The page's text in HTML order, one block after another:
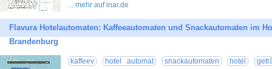
... mehr auf inar.de
Flavura Hotelautomaten: Kaffeeautomaten und Snackautomaten im
Brandenburg
kaffeev hotel automat snackautomaten hotel